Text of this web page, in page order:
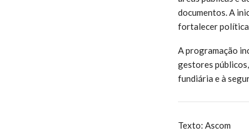
documentos. A
fortalecer
A programação
gestores
fundiária e à
Texto: Ascom